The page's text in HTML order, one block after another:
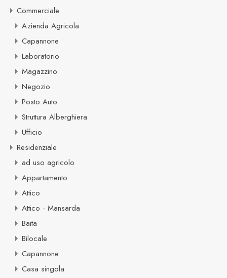
Commerciale
Azienda Agricola
Capannone
Laboratorio
Magazzino
Negozio
Posto Auto
Struttura Alberghiera
Ufficio
Residenziale
ad uso agricolo
Appartamento
Attico
Attico - Mansarda
Baita
Bilocale
Capannone
Casa singola